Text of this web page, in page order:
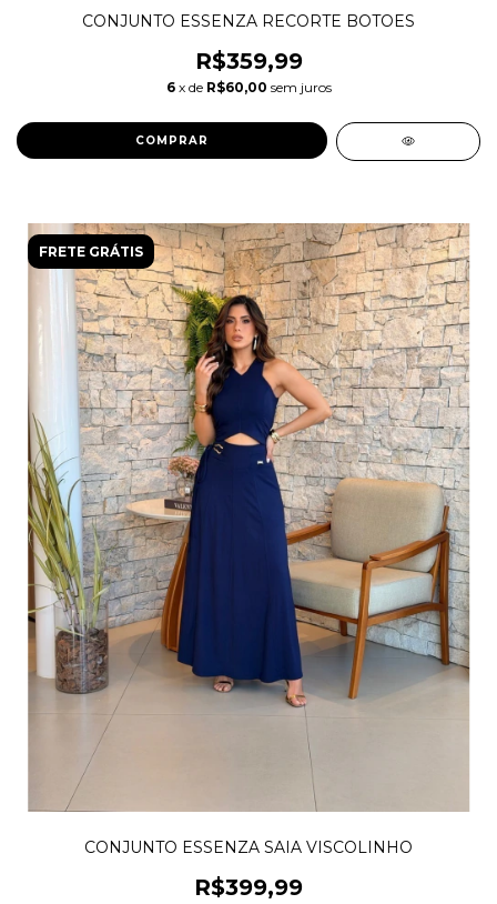
CONJUNTO ESSENZA RECORTE BOTOES
R$359,99
6 x de R$60,00 sem juros
COMPRAR
FRETE GRÁTIS
CONJUNTO ESSENZA SAIA VISCOLINHO
R$399,99